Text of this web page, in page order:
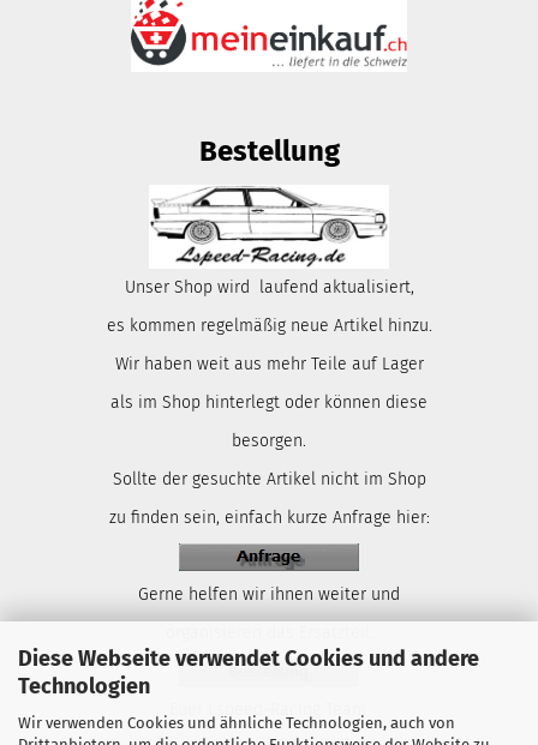
Diese Webseite verwendet Cookies und andere
Technologien
Wir verwenden Cookies und ähnliche Technologien, auch von
Bestellung
Unser Shop wird laufend aktualisiert,
es kommen regelmäßig neue Artikel hinzu.
Wir haben weit aus mehr Teile auf Lager
als im Shop hinterlegt oder können diese
besorgen.
Sollte der gesuchte Artikel nicht im Shop
zu finden sein, einfach kurze Anfrage hier:
Gerne helfen wir ihnen weiter und